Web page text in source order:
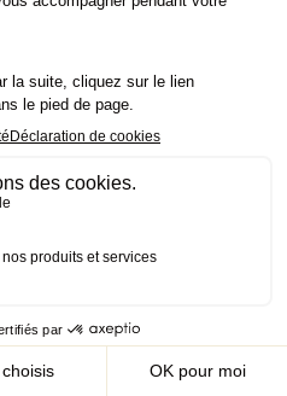
Concours d’affiches 2025-
2026